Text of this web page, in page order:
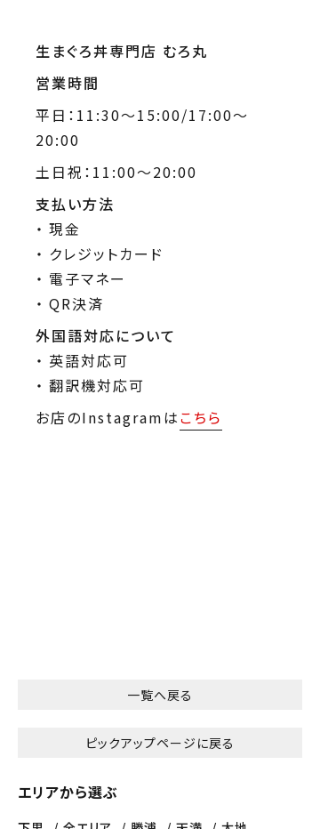
生まぐろ丼専門店 むろ丸
営業時間
平日：11:30～15:00/17:00～
20:00
土日祝：11:00～20:00
支払い方法
現金
クレジットカード
電子マネー
QR決済
外国語対応について
英語対応可
翻訳機対応可
お店のInstagramはこちら
一覧へ戻る
ピックアップページに戻る
エリアから選ぶ